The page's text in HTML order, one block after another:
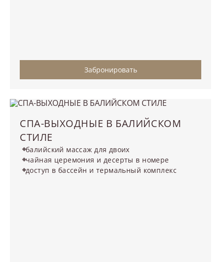
Забронировать
СПА-ВЫХОДНЫЕ В БАЛИЙСКОМ
СТИЛЕ
балийский массаж для двоих
чайная церемония и десерты в номере
доступ в бассейн и термальный комплекс